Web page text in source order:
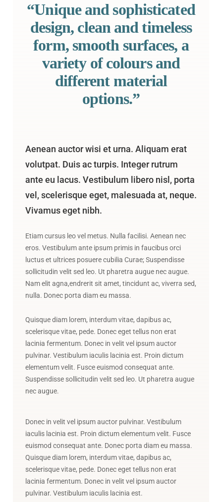
“Unique and sophisticated
design, clean and timeless
form, smooth surfaces, a
variety of colours and
different material
options.”
Aenean auctor wisi et urna. Aliquam erat
volutpat. Duis ac turpis. Integer rutrum
ante eu lacus. Vestibulum libero nisl, porta
vel, scelerisque eget, malesuada at, neque.
Vivamus eget nibh.
Etiam cursus leo vel metus. Nulla facilisi. Aenean nec
eros. Vestibulum ante ipsum primis in faucibus orci
luctus et ultrices posuere cubilia Curae; Suspendisse
sollicitudin velit sed leo. Ut pharetra augue nec augue.
Nam elit agna,endrerit sit amet, tincidunt ac, viverra sed,
nulla. Donec porta diam eu massa.
Quisque diam lorem, interdum vitae, dapibus ac,
scelerisque vitae, pede. Donec eget tellus non erat
lacinia fermentum. Donec in velit vel ipsum auctor
pulvinar. Vestibulum iaculis lacinia est. Proin dictum
elementum velit. Fusce euismod consequat ante.
Suspendisse sollicitudin velit sed leo. Ut pharetra augue
nec augue.
Donec in velit vel ipsum auctor pulvinar. Vestibulum
iaculis lacinia est. Proin dictum elementum velit. Fusce
euismod consequat ante. Donec porta diam eu massa.
Quisque diam lorem, interdum vitae, dapibus ac,
scelerisque vitae, pede. Donec eget tellus non erat
lacinia fermentum. Donec in velit vel ipsum auctor
pulvinar. Vestibulum iaculis lacinia est.